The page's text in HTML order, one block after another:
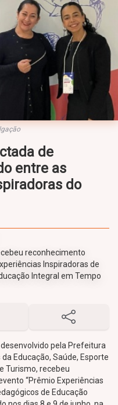
de
entre as
do
reconhecimento
Inspiradoras de
Integral em Tempo
pela Prefeitura
Educação, Saúde, Esporte
Turismo, recebeu
“Prêmio Experiências
de Educação